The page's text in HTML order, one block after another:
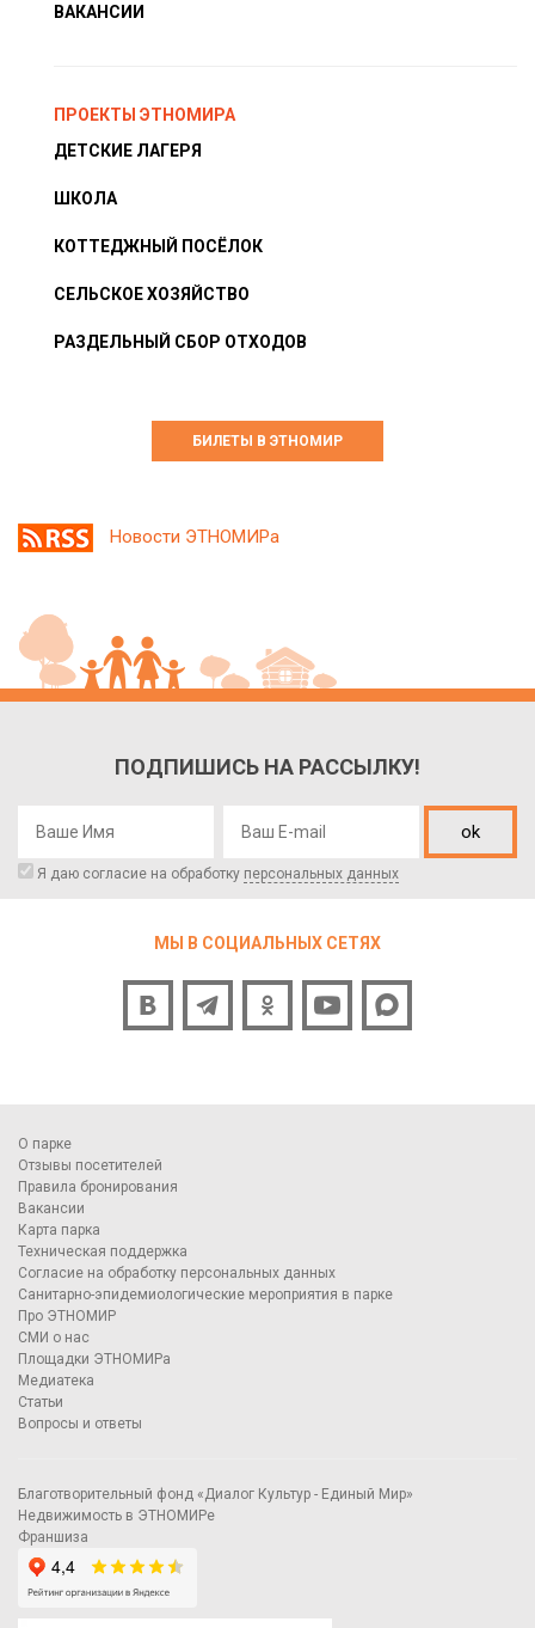
ВАКАНСИИ
ПРОЕКТЫ ЭТНОМИРА
ДЕТСКИЕ ЛАГЕРЯ
ШКОЛА
КОТТЕДЖНЫЙ ПОСЁЛОК
СЕЛЬСКОЕ ХОЗЯЙСТВО
РАЗДЕЛЬНЫЙ СБОР ОТХОДОВ
БИЛЕТЫ В ЭТНОМИР
Новости ЭТНОМИРа
ПОДПИШИСЬ НА РАССЫЛКУ!
ok
Я даю согласие на обработку персональных данных
МЫ В СОЦИАЛЬНЫХ СЕТЯХ
О парке
Отзывы посетителей
Правила бронирования
Вакансии
Карта парка
Техническая поддержка
Согласие на обработку персональных данных
Санитарно-эпидемиологические мероприятия в парке
Про ЭТНОМИР
СМИ о нас
Площадки ЭТНОМИРа
Медиатека
Статьи
Вопросы и ответы
Благотворительный фонд «Диалог Культур - Единый Мир»
Недвижимость в ЭТНОМИРе
Франшиза